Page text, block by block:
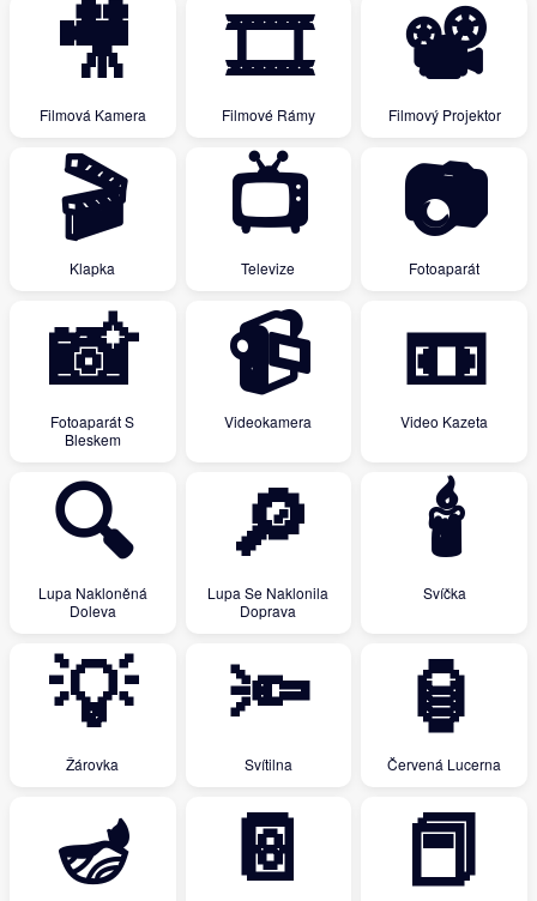
🎥
Filmová Kamera
🎞
Filmové Rámy
📽
Filmový Projektor
🎬
Klapka
📺
Televize
📷
Fotoaparát
📸
Fotoaparát S
Bleskem
📹
Videokamera
📼
Video Kazeta
🔍
Lupa Nakloněná
Doleva
🔎
Lupa Se Naklonila
Doprava
🕯
Svíčka
💡
Žárovka
🔦
Svítilna
🏮
Červená Lucerna
🪔 📔 📕